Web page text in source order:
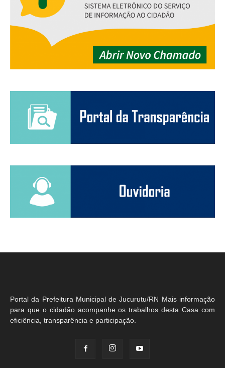
Portal da Prefeitura Municipal de Jucurutu/RN Mais informação
para que o cidadão acompanhe os trabalhos desta Casa com
eficiência, transparência e participação.